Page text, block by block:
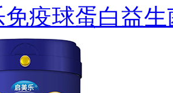
免疫球蛋白益